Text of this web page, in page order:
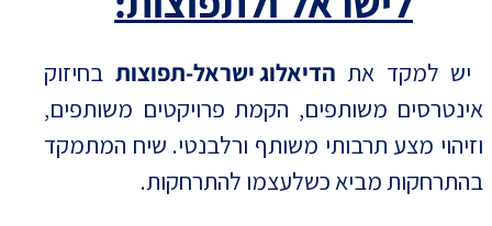
יש למקד את הדיאלוג ישראל-תפוצות בחיזוק
אינטרסים משותפים, הקמת פרויקטים משותפים,
וזיהוי מצע תרבותי משותף ורלבנטי. שיח המתמקד
בהתרחקות מביא כשלעצמו להתרחקות.